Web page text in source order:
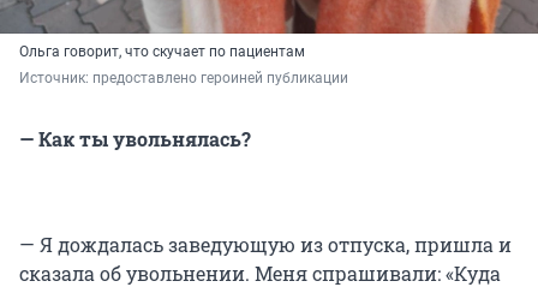
Ольга говорит, что скучает по пациентам
Источник: предоставлено героиней публикации
— Как ты увольнялась?
— Я дождалась заведующую из отпуска, пришла и
сказала об увольнении. Меня спрашивали: «Куда